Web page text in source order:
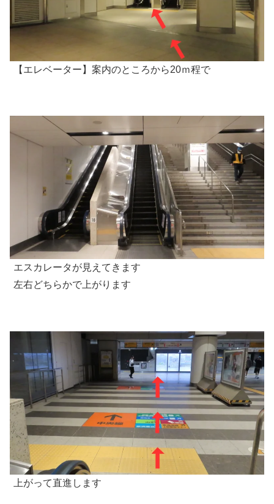
【エレベーター】案内のところから20ｍ程で
エスカレータが見えてきます
左右どちらかで上がります
上がって直進します